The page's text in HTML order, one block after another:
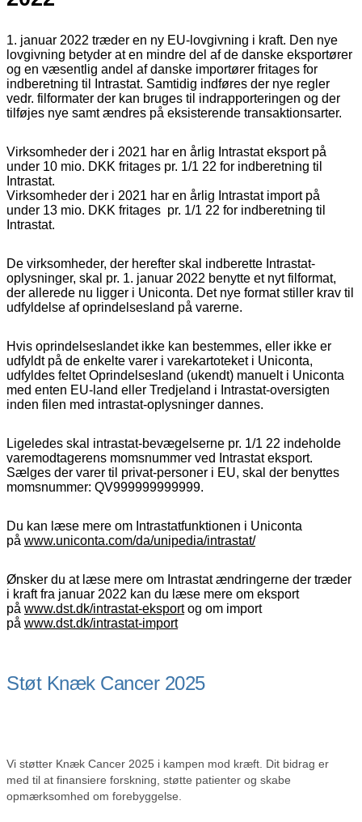
1. januar 2022 træder en ny EU-lovgivning i kraft. Den nye
lovgivning betyder at en mindre del af de danske eksportører
og en væsentlig andel af danske importører fritages for
indberetning til Intrastat. Samtidig indføres der nye regler
vedr. filformater der kan bruges til indrapporteringen og der
tilføjes nye samt ændres på eksisterende transaktionsarter.
Virksomheder der i 2021 har en årlig Intrastat eksport på
under 10 mio. DKK fritages pr. 1/1 22 for indberetning til
Intrastat.
Virksomheder der i 2021 har en årlig Intrastat import på
under 13 mio. DKK fritages pr. 1/1 22 for indberetning til
Intrastat.
De virksomheder, der herefter skal indberette Intrastat-
oplysninger, skal pr. 1. januar 2022 benytte et nyt filformat,
der allerede nu ligger i Uniconta. Det nye format stiller krav til
udfyldelse af oprindelsesland på varerne.
Hvis oprindelseslandet ikke kan bestemmes, eller ikke er
udfyldt på de enkelte varer i varekartoteket i Uniconta,
udfyldes feltet Oprindelsesland (ukendt) manuelt i Uniconta
med enten EU-land eller Tredjeland i Intrastat-oversigten
inden filen med intrastat-oplysninger dannes.
Ligeledes skal intrastat-bevægelserne pr. 1/1 22 indeholde
varemodtagerens momsnummer ved Intrastat eksport.
Sælges der varer til privat-personer i EU, skal der benyttes
momsnummer: QV999999999999.
Du kan læse mere om Intrastatfunktionen i Uniconta
på www.uniconta.com/da/unipedia/intrastat/
Ønsker du at læse mere om Intrastat ændringerne der træder
i kraft fra januar 2022 kan du læse mere om eksport
på www.dst.dk/intrastat-eksportog om import
på www.dst.dk/intrastat-import
Støt Knæk Cancer 2025
Vi støtter Knæk Cancer 2025 i kampen mod kræft. Dit bidrag er
med til at finansiere forskning, støtte patienter og skabe
opmærksomhed om forebyggelse.